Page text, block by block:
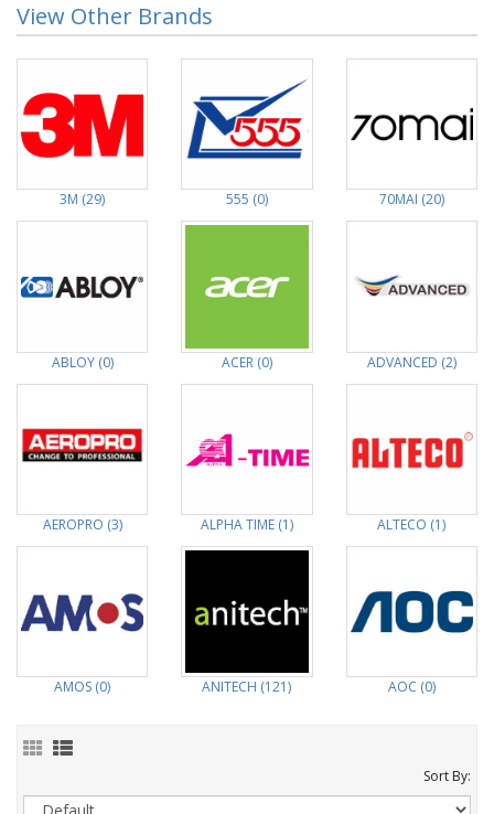
View Other Brands
3M (29) 555 (0) 70MAI (20)
ABLOY (0) ACER (0) ADVANCED (2)
AEROPRO (3) ALPHA TIME (1) ALTECO (1)
AMOS (0) ANITECH (121) AOC (0)
Sort By: